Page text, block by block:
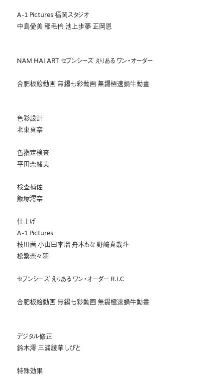
A-1 Pictures 福岡スタジオ
中島愛美 稲毛伶 池上歩夢 正岡恩
NAM HAI ART セブンシーズ えりある ワン・オーダー
合肥板絵動画 無錫七彩動画 無錫極速蝸牛動畫
色彩設計
北東真奈
色指定検査
平田奈緒美
検査補佐
飯塚澪奈
仕上げ
A-1 Pictures
枝川茜 小山田李瑠 舟木もな 野﨑真哉斗
松繁奈々羽
セブンシーズ えりある ワン・オーダー R.I.C
合肥板絵動画 無錫七彩動画 無錫極速蝸牛動畫
デジタル修正
鈴木澪 三浦綾華 しびと
特殊効果